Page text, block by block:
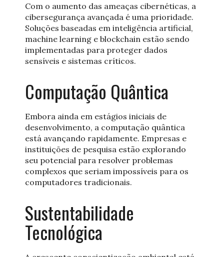
Com o aumento das ameaças cibernéticas, a
cibersegurança avançada é uma prioridade.
Soluções baseadas em inteligência artificial,
machine learning e blockchain estão sendo
implementadas para proteger dados
sensíveis e sistemas críticos.
Computação Quântica
Embora ainda em estágios iniciais de
desenvolvimento, a computação quântica
está avançando rapidamente. Empresas e
instituições de pesquisa estão explorando
seu potencial para resolver problemas
complexos que seriam impossíveis para os
computadores tradicionais.
Sustentabilidade
Tecnológica